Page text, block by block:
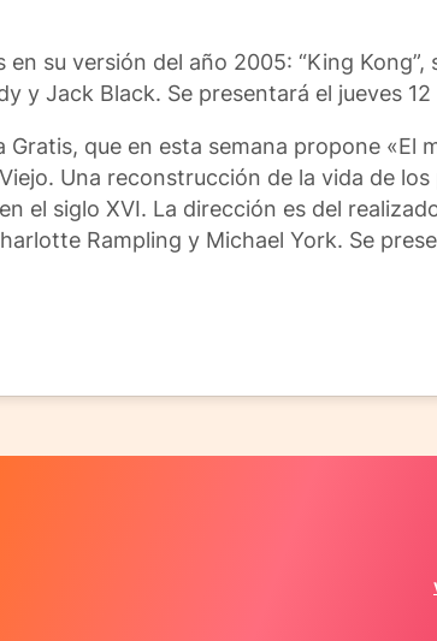
su versión del año 2005: “King Kong”,
y Jack Black. Se presentará el jueves 12
que en esta semana propone «El
Una reconstrucción de la vida de los
el siglo XVI. La dirección es del
Rampling y Michael York. Se